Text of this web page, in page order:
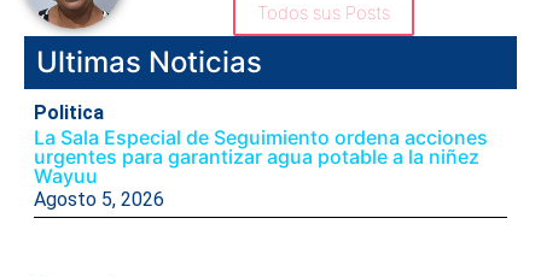
Todos sus Posts
Ultimas Noticias
Politica
La Sala Especial de Seguimiento ordena acciones
urgentes para garantizar agua potable a la niñez
Wayuu
Agosto 5, 2026